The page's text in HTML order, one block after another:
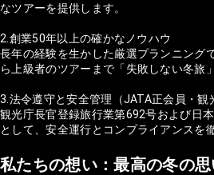
なツアーを提供します。
2.創業50年以上の確かなノウハウ
長年の経験を生かした厳選プランニング
ら上級者のツアーまで「失敗しない冬旅
3.法令遵守と安全管理（JATA正会員・観
観光庁長官登録旅行業第692号および日
として、安全運行とコンプライアンスを
私たちの想い：最高の冬の